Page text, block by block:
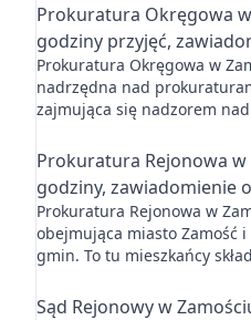
Prokuratura Okręgowa
godziny przyjęć,
Prokuratura Okręgowa w
nadrzędna nad
zajmująca się nadzorem
Prokuratura Rejonowa
godziny, zawiadomienie
Prokuratura Rejonowa w
obejmująca miasto Zamość
gmin. To tu mieszkańcy
Sąd Rejonowy w